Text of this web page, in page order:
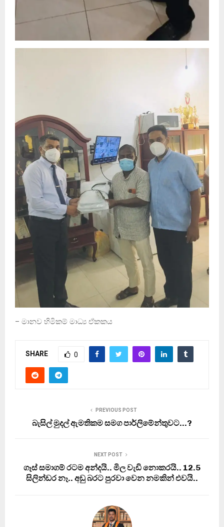
– මානව හිමිකම් මාධ්‍ය ඒකකය
SHARE 0
PREVIOUS POST
බැසිල් මුදල් ඇමතිකම සමග පාර්ලිමේන්තුවට…?
NEXT POST
ගෑස් සමාගම් රටම අන්දයි.. මිල වැඩි නොකරයි.. 12.5
සිලින්ඩර නෑ.. අඩු බරට පුරවා වෙන නමකින් එවයි..